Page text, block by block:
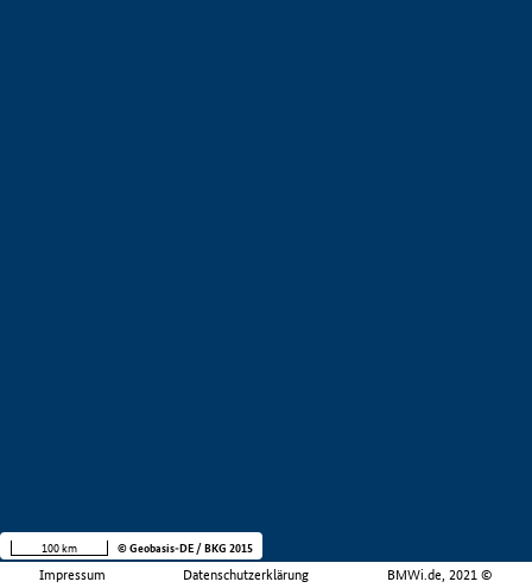
Impressum Datenschutzerklärung BMWi.de, 2021 ©
100 km © Geobasis-DE / BKG 2015